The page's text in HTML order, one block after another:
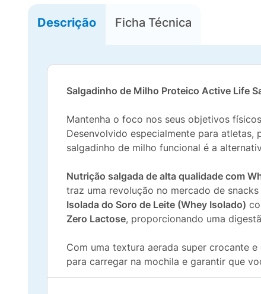
Descrição Ficha Técnica
Salgadinho de Milho Proteico Active Life
Mantenha o foco nos seus objetivos
Desenvolvido especialmente para
salgadinho de milho funcional é a
Nutrição salgada de alta qualidade com
traz uma revolução no mercado de
Isolada do Soro de Leite (Whey Isolado)
Zero Lactose, proporcionando uma
Com uma textura aerada super crocante
para carregar na mochila e garantir que